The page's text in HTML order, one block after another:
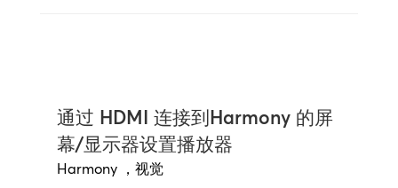
通过 HDMI 连接到Harmony 的屏
幕/显示器设置播放器
Harmony ， 视觉